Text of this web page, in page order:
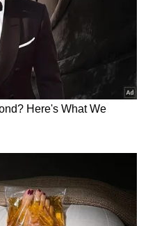
) ಮತ್ತು ಜಗತ್ತಿನ
News)